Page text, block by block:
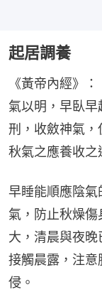
起居調養
《黃帝內經》
氣以明，早臥
刑，收斂神氣
秋氣之應養收之
早睡能順應陰
氣，防止秋燥
大，清晨與夜
接觸晨露，注意
侵。